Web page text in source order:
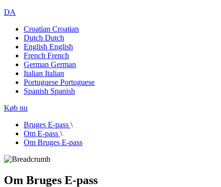
DA
Croatian Croatian
Dutch Dutch
English English
French French
German German
Italian Italian
Portuguese Portuguese
Spanish Spanish
Køb nu
Bruges E-pass \
Om E-pass \
Om Bruges E-pass
Om Bruges E-pass